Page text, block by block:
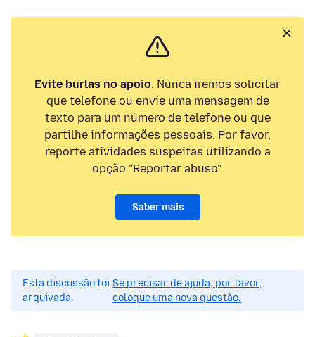
Evite burlas no apoio. Nunca iremos solicitar
que telefone ou envie uma mensagem de
texto para um número de telefone ou que
partilhe informações pessoais. Por favor,
reporte atividades suspeitas utilizando a
opção "Reportar abuso".
Saber mais
Esta discussão foi
arquivada.
Se precisar de ajuda, por favor,
coloque uma nova questão.